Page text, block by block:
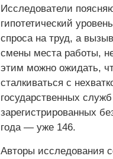
Исследователи
гипотетический
спроса на труд, а
смены места работы,
этим можно ожидать,
сталкиваться с
государственных
зарегистрированных
года — уже 146.
Авторы исследования